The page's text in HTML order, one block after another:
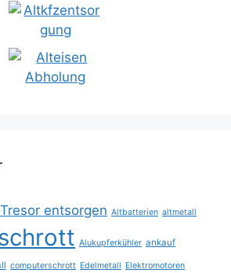
entsorgen Altbatterien altmetall
Alukupferkühler ankauf
computerschrott Edelmetall Elektromotoren